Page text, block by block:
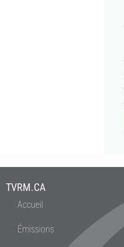
TVRM.CA
Accueil
Émissions